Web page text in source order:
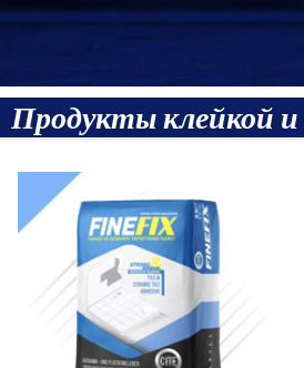
Продукты клейкой